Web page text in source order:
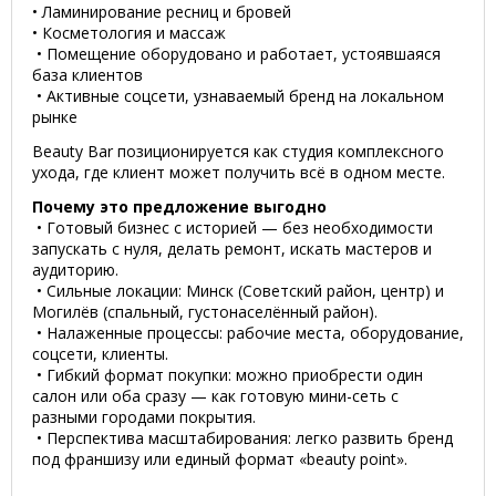
• Ламинирование ресниц и бровей
• Косметология и массаж
• Помещение оборудовано и работает, устоявшаяся
база клиентов
• Активные соцсети, узнаваемый бренд на локальном
рынке
Beauty Bar позиционируется как студия комплексного
ухода, где клиент может получить всё в одном месте.
Почему это предложение выгодно
• Готовый бизнес с историей — без необходимости
запускать с нуля, делать ремонт, искать мастеров и
аудиторию.
• Сильные локации: Минск (Советский район, центр) и
Могилёв (спальный, густонаселённый район).
• Налаженные процессы: рабочие места, оборудование,
соцсети, клиенты.
• Гибкий формат покупки: можно приобрести один
салон или оба сразу — как готовую мини-сеть с
разными городами покрытия.
• Перспектива масштабирования: легко развить бренд
под франшизу или единый формат «beauty point».